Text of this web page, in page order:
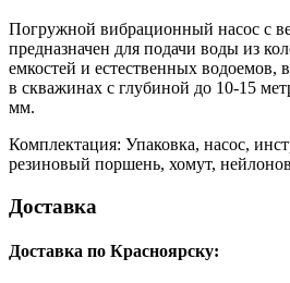
Погружной вибрационный насос с
предназначен для подачи воды из
емкостей и естественных водоемов,
в скважинах с глубиной до 10-15
мм.
Комплектация: Упаковка, насос,
резиновый поршень, хомут,
Доставка
Доставка по Красноярску: